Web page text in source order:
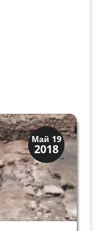
Май 19
2018